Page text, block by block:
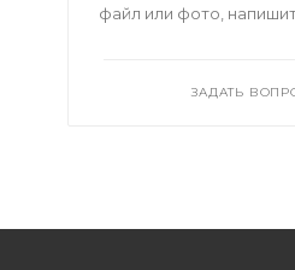
файл или фото,
ЗАДАТЬ